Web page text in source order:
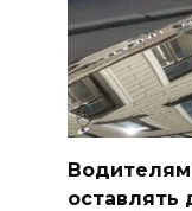
Водителям
оставлять